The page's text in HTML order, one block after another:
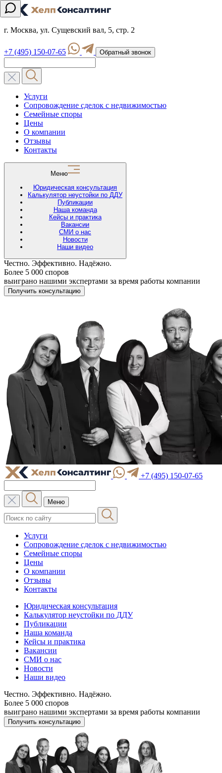
г. Москва, ул. Сущевский вал, 5, стр. 2
+7 (495) 150-07-65 Обратный звонок
Услуги
Сопровождение сделок с недвижимостью
Семейные споры
Цены
О компании
Отзывы
Контакты
Меню
Юридическая консультация
Калькулятор неустойки по ДДУ
Публикации
Наша команда
Кейсы и практика
Вакансии
СМИ о нас
Новости
Наши видео
Честно. Эффективно. Надёжно.
Более 5 000 споров
выиграно нашими экспертами за время работы компании
Получить консультацию
+7 (495) 150-07-65
Меню
Услуги
Сопровождение сделок с недвижимостью
Семейные споры
Цены
О компании
Отзывы
Контакты
Юридическая консультация
Калькулятор неустойки по ДДУ
Публикации
Наша команда
Кейсы и практика
Вакансии
СМИ о нас
Новости
Наши видео
Честно. Эффективно. Надёжно.
Более 5 000 споров
выиграно нашими экспертами за время работы компании
Получить консультацию